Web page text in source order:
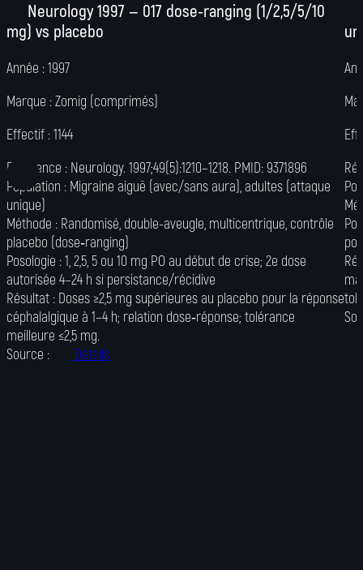
Neurology 1997 — 017 dose-ranging (1/2,5/5/10
mg) vs placebo
Année :1997
Marque :Zomig (comprimés)
Effectif :1144
Référence : Neurology. 1997;49(5):1210–1218. PMID: 9371896
Population : Migraine aiguë (avec/sans aura), adultes (attaque
unique)
Méthode : Randomisé, double-aveugle, multicentrique, contrôle
placebo (dose‑ranging)
Posologie :1, 2,5, 5 ou 10 mg PO au début de crise; 2e dose
autorisée 4–24 h si persistance/récidive
Résultat : Doses ≥2,5 mg supérieures au placebo pour la réponse
céphalalgique à 1–4 h; relation dose‑réponse; tolérance
meilleure ≤2,5 mg.
Source :
Détails